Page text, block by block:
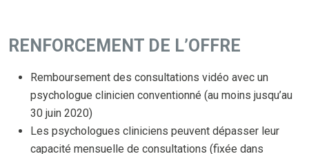
RENFORCEMENT DE L’OFFRE
Remboursement des consultations vidéo avec un
psychologue clinicien conventionné (au moins jusqu’au
30 juin 2020)
Les psychologues cliniciens peuvent dépasser leur
capacité mensuelle de consultations (fixée dans